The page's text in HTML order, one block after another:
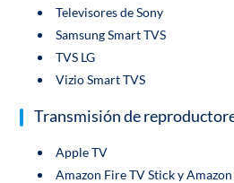
Televisores de Sony
Samsung Smart TVS
TVS LG
Vizio Smart TVS
Transmisión de
Apple TV
Amazon Fire TV Stick y